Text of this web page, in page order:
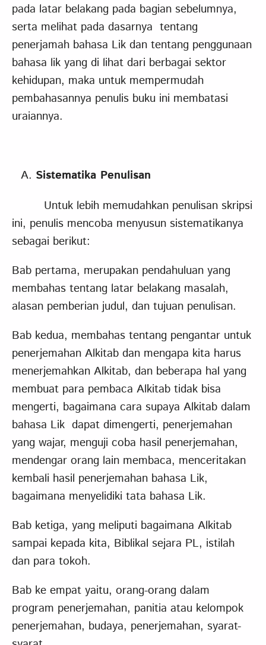
pada latar belakang pada bagian sebelumnya,
serta melihat pada dasarnya tentang
penerjamah bahasa Lik dan tentang penggunaan
bahasa lik yang di lihat dari berbagai sektor
kehidupan, maka untuk mempermudah
pembahasannya penulis buku ini membatasi
uraiannya.
Sistematika Penulisan
Untuk lebih memudahkan penulisan skripsi
ini, penulis mencoba menyusun sistematikanya
sebagai berikut:
Bab pertama, merupakan pendahuluan yang
membahas tentang latar belakang masalah,
alasan pemberian judul, dan tujuan penulisan.
Bab kedua, membahas tentang pengantar untuk
penerjemahan Alkitab dan mengapa kita harus
menerjemahkan Alkitab, dan beberapa hal yang
membuat para pembaca Alkitab tidak bisa
mengerti, bagaimana cara supaya Alkitab dalam
bahasa Lik dapat dimengerti, penerjemahan
yang wajar, menguji coba hasil penerjemahan,
mendengar orang lain membaca, menceritakan
kembali hasil penerjemahan bahasa Lik,
bagaimana menyelidiki tata bahasa Lik.
Bab ketiga, yang meliputi bagaimana Alkitab
sampai kepada kita, Biblikal sejara PL, istilah
dan para tokoh.
Bab ke empat yaitu, orang-orang dalam
program penerjemahan, panitia atau kelompok
penerjemahan, budaya, penerjemahan, syarat-